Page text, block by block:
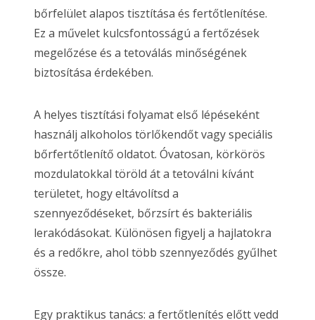
bőrfelület alapos tisztítása és fertőtlenítése.
Ez a művelet kulcsfontosságú a fertőzések
megelőzése és a tetoválás minőségének
biztosítása érdekében.
A helyes tisztítási folyamat első lépéseként
használj alkoholos törlőkendőt vagy speciális
bőrfertőtlenítő oldatot. Óvatosan, körkörös
mozdulatokkal töröld át a tetoválni kívánt
területet, hogy eltávolítsd a
szennyeződéseket, bőrzsírt és bakteriális
lerakódásokat. Különösen figyelj a hajlatokra
és a redőkre, ahol több szennyeződés gyűlhet
össze.
Egy praktikus tanács: a fertőtlenítés előtt vedd